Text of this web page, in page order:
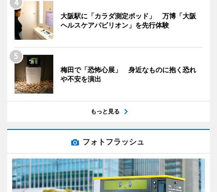
大阪駅に「カラダ測定ポッド」 万博「大阪
ヘルスケアパビリオン」を先行体験
梅田で「恐怖心展」 身近なものに抱く恐れ
や不安を演出
もっと見る
フォトフラッシュ